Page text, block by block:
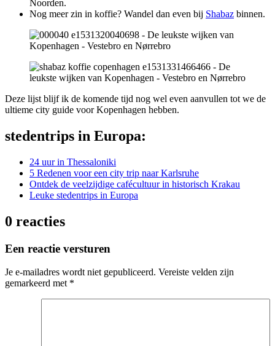
Noorden.
Nog meer zin in koffie? Wandel dan even bij Shabaz binnen.
Deze lijst blijf ik de komende tijd nog wel even aanvullen tot we de
ultieme city guide voor Kopenhagen hebben.
stedentrips in Europa:
24 uur in Thessaloniki
5 Redenen voor een city trip naar Karlsruhe
Ontdek de veelzijdige cafécultuur in historisch Krakau
Leuke stedentrips in Europa
0 reacties
Een reactie versturen
Je e-mailadres wordt niet gepubliceerd. Vereiste velden zijn
gemarkeerd met *